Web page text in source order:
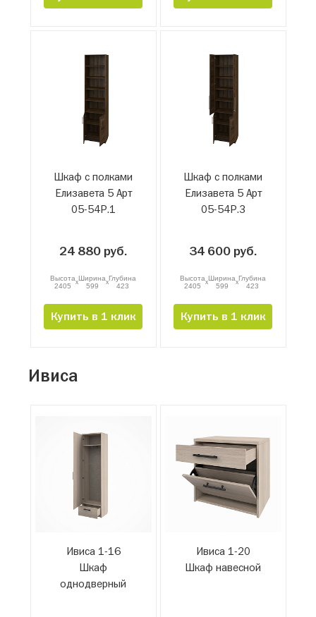
Шкаф с полками
Елизавета 5 Арт
05-54Р.1
24 880 руб.
Высота
2405
xШирина
599
xГлубина
423
Купить в 1 клик
Шкаф с полками
Елизавета 5 Арт
05-54Р.3
34 600 руб.
Высота
2405
xШирина
599
xГлубина
423
Купить в 1 клик
Ивиса
Ивиса 1-16
Шкаф
однодверный
Ивиса 1-20
Шкаф навесной